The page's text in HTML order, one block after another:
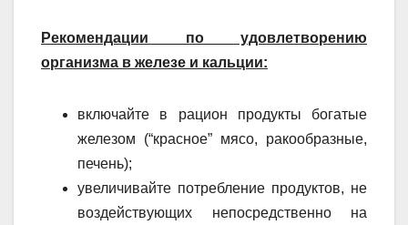
Рекомендации по удовлетворению
организма в железе и кальции:
включайте в рацион продукты богатые
железом (“красное” мясо, ракообразные,
печень);
увеличивайте потребление продуктов, не
воздействующих непосредственно на